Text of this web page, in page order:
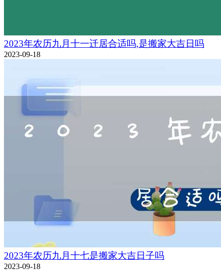
2023年农历九月十一迁居合适吗,是搬家大吉日吗
2023-09-18
2023年农历九月十七是搬家大吉日子吗
2023-09-18